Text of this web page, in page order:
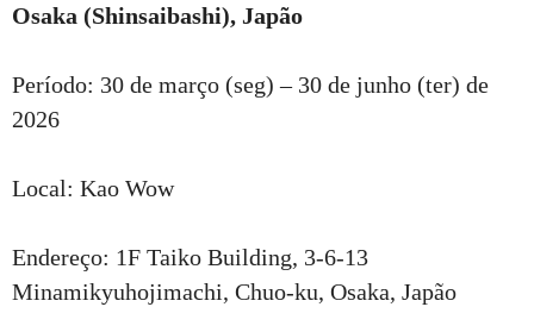
Osaka (Shinsaibashi), Japão
Período: 30 de março (seg) – 30 de junho (ter) de
2026
Local: Kao Wow
Endereço: 1F Taiko Building, 3-6-13
Minamikyuhojimachi, Chuo-ku, Osaka, Japão